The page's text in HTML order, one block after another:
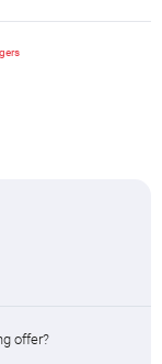
offer?